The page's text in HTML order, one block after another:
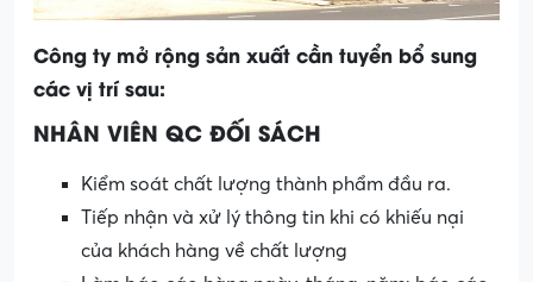
Công ty mở rộng sản xuất cần tuyển bổ sung
các vị trí sau:
NHÂN VIÊN QC ĐỐI SÁCH
Kiểm soát chất lượng thành phẩm đầu ra.
Tiếp nhận và xử lý thông tin khi có khiếu nại
của khách hàng về chất lượng